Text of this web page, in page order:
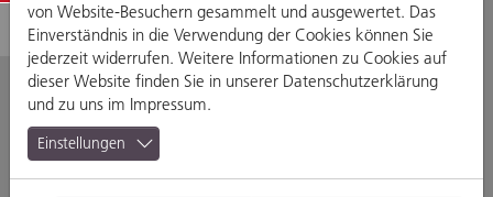
Eiscafe am Dom
von Website-Besuchern gesammelt und ausgewertet. Das
Einverständnis in die Verwendung der Cookies können Sie
jederzeit widerrufen. Weitere Informationen zu Cookies auf
dieser Website finden Sie in unserer Datenschutzerklärung
und zu uns im Impressum.
Einstellungen